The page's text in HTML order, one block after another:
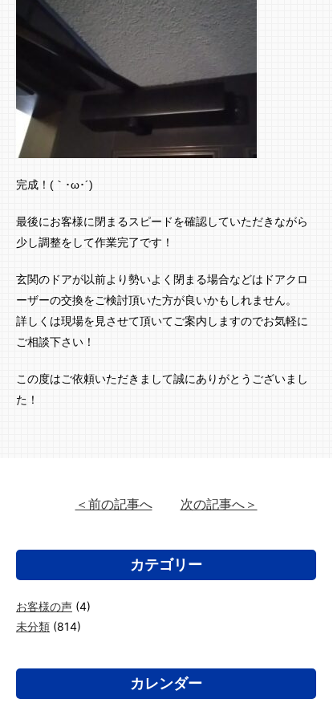
完成！(｀･ω･´)ゞ
最後にお客様に閉まるスピードを確認していただきながら
少し調整をして作業完了です！
玄関のドアが以前より勢いよく閉まる場合などはドアクロ
ーザーの交換をご検討頂いた方が良いかもしれません。
詳しくは現場を見させて頂いてご案内しますのでお気軽に
ご相談下さい！
この度はご依頼いただきまして誠にありがとうございまし
た！
＜前の記事へ 次の記事へ＞
カテゴリー
お客様の声 (4)
未分類 (814)
カレンダー